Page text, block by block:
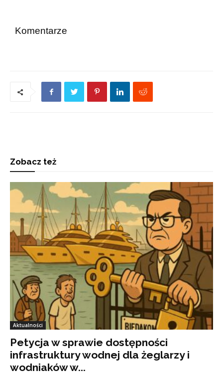
Komentarze
Zobacz też
Aktualności
Petycja w sprawie dostępności
infrastruktury wodnej dla żeglarzy i
wodniaków w...